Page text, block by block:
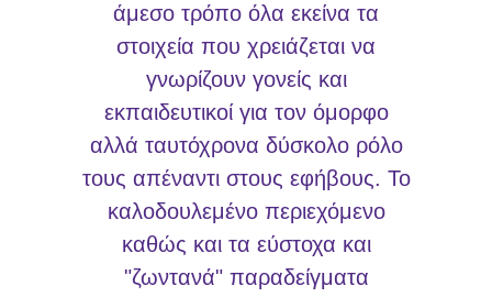
άμεσο τρόπο όλα εκείνα τα
στοιχεία που χρειάζεται να
γνωρίζουν γονείς και
εκπαιδευτικοί για τον όμορφο
αλλά ταυτόχρονα δύσκολο ρόλο
τους απέναντι στους εφήβους. Το
καλοδουλεμένο περιεχόμενο
καθώς και τα εύστοχα και
"ζωντανά" παραδείγματα